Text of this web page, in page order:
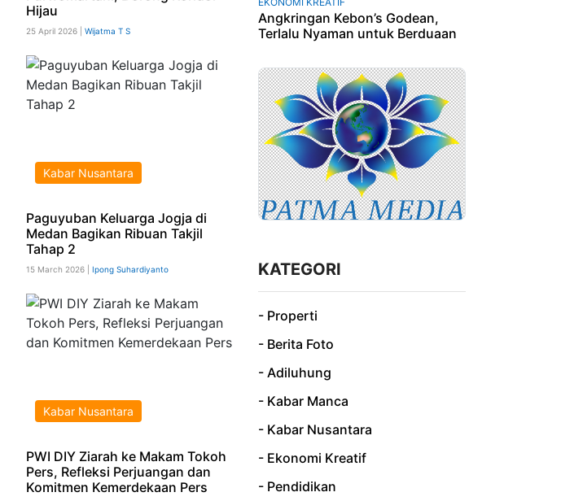
Hijau
25 April 2026 | Wijatma T S
Kabar Nusantara
Paguyuban Keluarga Jogja di
Medan Bagikan Ribuan Takjil
Tahap 2
15 March 2026 | Ipong Suhardiyanto
Kabar Nusantara
PWI DIY Ziarah ke Makam Tokoh
Pers, Refleksi Perjuangan dan
Komitmen Kemerdekaan Pers
Angkringan Kebon’s Godean,
Terlalu Nyaman untuk Berduaan
KATEGORI
- Properti
- Berita Foto
- Adiluhung
- Kabar Manca
- Kabar Nusantara
- Ekonomi Kreatif
- Pendidikan